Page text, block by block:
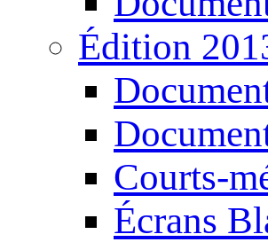
Édition
Courts-
Écrans